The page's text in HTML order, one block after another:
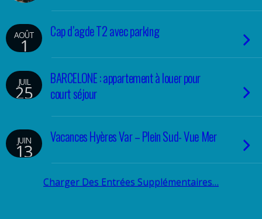
AOÛT
1
Cap d’agde T2 avec parking
JUIL
25
BARCELONE : appartement à louer pour
court séjour
JUIN
13
Vacances Hyères Var – Plein Sud- Vue Mer
Charger Des Entrées Supplémentaires…